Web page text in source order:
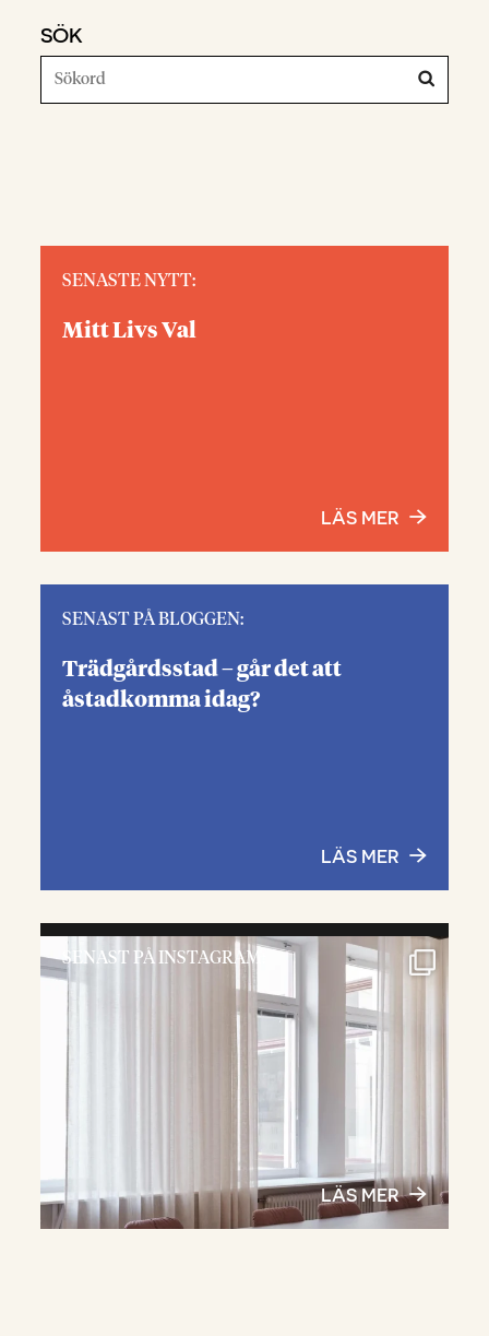
SÖK
SENASTE NYTT:
Mitt Livs Val
LÄS MER
SENAST PÅ BLOGGEN:
Trädgårdsstad – går det att
åstadkomma idag?
LÄS MER
SENAST PÅ INSTAGRAM:
LÄS MER